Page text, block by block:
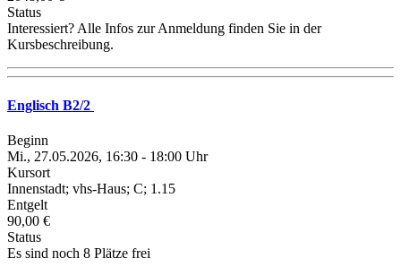
Status
Interessiert? Alle Infos zur Anmeldung finden Sie in der
Kursbeschreibung.
Englisch B2/2
Beginn
Mi., 27.05.2026, 16:30 - 18:00 Uhr
Kursort
Innenstadt; vhs-Haus; C; 1.15
Entgelt
90,00 €
Status
Es sind noch 8 Plätze frei